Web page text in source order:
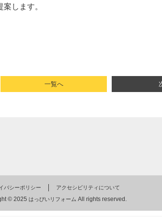
します。
一覧へ
バシーポリシー アクセシビリティについて
© 2025 はっぴいリフォーム All rights reserved.